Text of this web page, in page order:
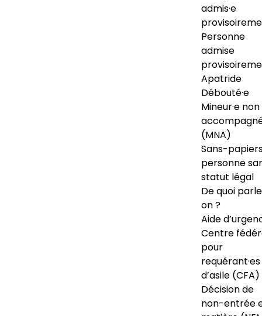
admis·e
Personne
admise
Apatride
Débouté·e
Mineur·e non
(MNA)
Sans-
personne
statut légal
De quoi
on ?
Aide
Centre
pour
requérant·es
d’asile (CFA)
Décision de
non-entrée